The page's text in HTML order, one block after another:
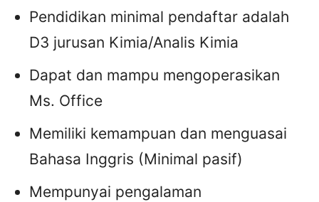
Pendidikan minimal pendaftar adalah
D3 jurusan Kimia/Analis Kimia
Dapat dan mampu mengoperasikan
Ms. Office
Memiliki kemampuan dan menguasai
Bahasa Inggris (Minimal pasif)
Mempunyai pengalaman